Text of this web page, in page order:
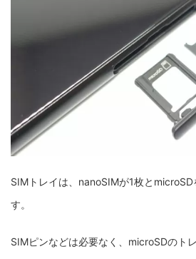
SIMトレイは、nanoSIMが1枚と
す。
SIMピンなどは必要なく、microSDのト